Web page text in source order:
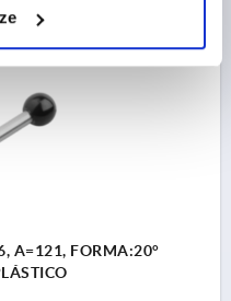
A=121, FORMA:20°